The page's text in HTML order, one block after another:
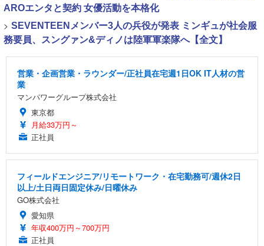
AROエンタと契約 女優活動を本格化
> SEVENTEENメンバー3人の兵役が発表 ミンギュが社会服
務要員、スングァン&ディノは陸軍軍楽隊へ【全文】
営業・企画営業・ラウンダー/正社員在宅週1日OK IT人材の営
業
マンパワーグループ株式会社
東京都
月給33万円～
正社員
フィールドエンジニア/リモートワーク・在宅勤務可/週休2日
以上/土日両日固定休み/日曜休み
GO株式会社
愛知県
年収400万円～700万円
正社員